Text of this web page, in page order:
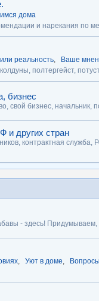
дома
и нарекания по
реальность,
Ваше
полтергейст,
бизнес
свой бизнес, начальник,
и других стран
контрактная служба,
- здесь!
, Уют в доме,